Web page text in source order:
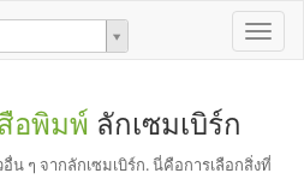
Toggle
อพิมพ์ ลักเซมเบิร์ก
ๆ จากลักเซมเบิร์ก. นี่คือการเลือกสิ่งที่